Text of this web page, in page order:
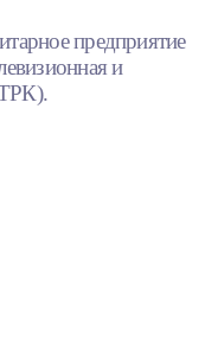
предприятие
и